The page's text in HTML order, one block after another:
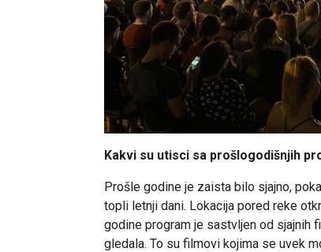
Kakvi su utisci sa prošlogodišnjih
Prošle godine je zaista bilo sjajno,
topli letnji dani. Lokacija pored reke
godine program je sastvljen od sjajnih
gledala. To su filmovi kojima se uvek